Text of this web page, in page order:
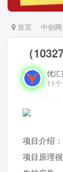
首页 中创网
（
优汇
11
项目介绍：
项目原理